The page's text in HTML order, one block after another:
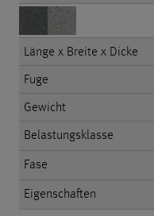
Länge x Breite x Dicke
Fuge
Gewicht
Belastungsklasse
Fase
Eigenschaften